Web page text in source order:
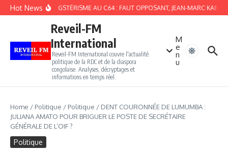
Aller au contenu
Hot NewsDU GANGSTÉRISME AU C64 : FAUT OPPOSANT, JEAN-MARC
Reveil-FM
International
Reveil-FM International couvre l'actualité
politique de la RDC et de la diaspora
congolaise. Analyses, décryptages et
informations en temps réel.
M
e
n
u
Home / Politique / Politique / DENT COURONNÉE DE LUMUMBA :
JULIANA AMATO POUR BRIGUER LE POSTE DE SECRÉTAIRE
GÉNÉRALE DE L’OIF ?
Politique